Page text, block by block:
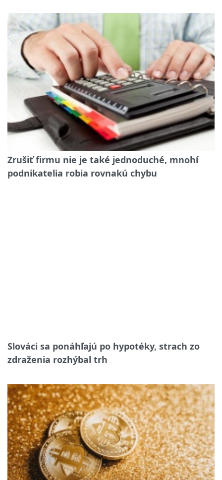
Zrušiť firmu nie je také jednoduché, mnohí
podnikatelia robia rovnakú chybu
Slováci sa ponáhľajú po hypotéky, strach zo
zdraženia rozhýbal trh